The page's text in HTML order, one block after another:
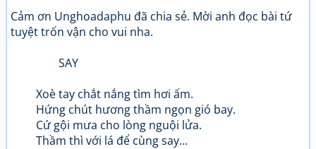
Cảm ơn Unghoadaphu đã chia sẻ. Mời anh đọc bài tứ
tuyệt trốn vận cho vui nha.
SAY
Xoè tay chắt nắng tìm hơi ấm.
Hứng chút hương thầm ngọn gió bay.
Cứ gội mưa cho lòng nguội lửa.
Thầm thì với lá để cùng say…